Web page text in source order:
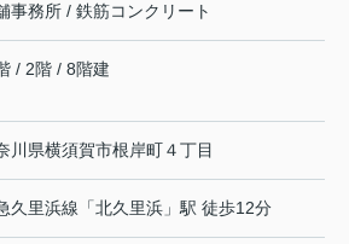
事務所 / 鉄筋コンクリート
/ 2階 / 8階建
川県横須賀市根岸町４丁目
久里浜線 「北久里浜 」駅 徒歩12分